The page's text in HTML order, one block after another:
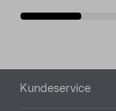
Bunntekst
Kundeservice